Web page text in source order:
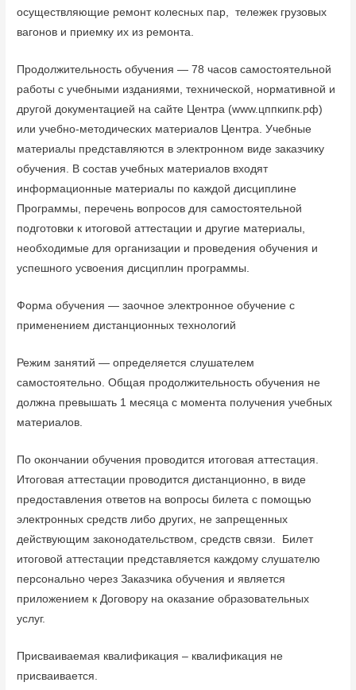
осуществляющие ремонт колесных пар, тележек грузовых
вагонов и приемку их из ремонта.
Продолжительность обучения — 78 часов самостоятельной
работы с учебными изданиями, технической, нормативной и
другой документацией на сайте Центра (www.цппкипк.рф)
или учебно-методических материалов Центра. Учебные
материалы представляются в электронном виде заказчику
обучения. В состав учебных материалов входят
информационные материалы по каждой дисциплине
Программы, перечень вопросов для самостоятельной
подготовки к итоговой аттестации и другие материалы,
необходимые для организации и проведения обучения и
успешного усвоения дисциплин программы.
Форма обучения — заочное электронное обучение с
применением дистанционных технологий
Режим занятий — определяется слушателем
самостоятельно. Общая продолжительность обучения не
должна превышать 1 месяца с момента получения учебных
материалов.
По окончании обучения проводится итоговая аттестация.
Итоговая аттестации проводится дистанционно, в виде
предоставления ответов на вопросы билета с помощью
электронных средств либо других, не запрещенных
действующим законодательством, средств связи. Билет
итоговой аттестации представляется каждому слушателю
персонально через Заказчика обучения и является
приложением к Договору на оказание образовательных
услуг.
Присваиваемая квалификация – квалификация не
присваивается.